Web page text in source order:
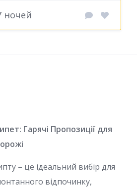
ночей
Гарячі Пропозиції для
– це ідеальний вибір для
відпочинку,